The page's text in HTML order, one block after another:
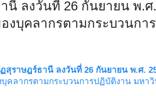
ลงวันที่ 26 กันยายน พ.ศ.
งบุคลากรตามกระบวนกา
สุราษฎร์ธานี ลงวันที่ 26 กันยายน พ.ศ.
บุคลากรตามกระบวนการปฏิบัติงาน มห